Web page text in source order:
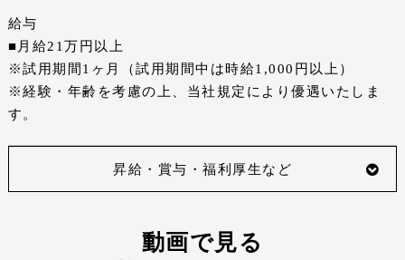
給与
■月給21万円以上
※試用期間1ヶ月（試用期間中は時給1,000円以上）
※経験・年齢を考慮の上、当社規定により優遇いたしま
す。
昇給・賞与・福利厚生など
動画で見る